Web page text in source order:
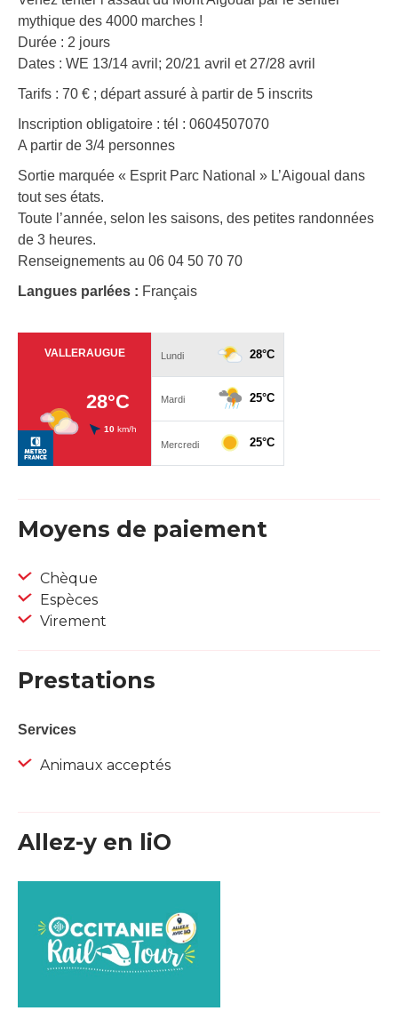
mythique des 4000 marches !
Durée : 2 jours
Dates : WE 13/14 avril; 20/21 avril et 27/28 avril
Tarifs : 70 € ; départ assuré à partir de 5 inscrits
Inscription obligatoire : tél : 0604507070
A partir de 3/4 personnes
Sortie marquée « Esprit Parc National » L’Aigoual dans
tout ses états.
Toute l’année, selon les saisons, des petites randonnées
de 3 heures.
Renseignements au 06 04 50 70 70
Langues parlées : Français
Moyens de paiement
Chèque
Espèces
Virement
Prestations
Services
Animaux acceptés
Allez-y en liO